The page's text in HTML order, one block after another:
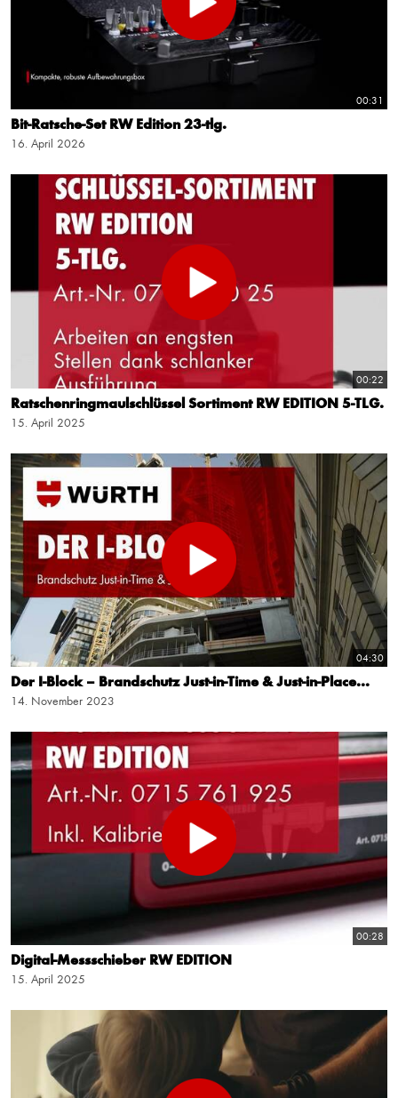
00:31
Bit-Ratsche-Set RW Edition 23-tlg.
16. April 2026
00:22
Ratschenringmaulschlüssel Sortiment RW EDITION 5-TLG.
15. April 2025
04:30
Der I-Block – Brandschutz Just-in-Time & Just-in-Place...
14. November 2023
00:28
Digital-Messschieber RW EDITION
15. April 2025